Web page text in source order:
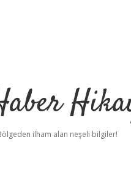
ilham alan neşeli bilgiler!